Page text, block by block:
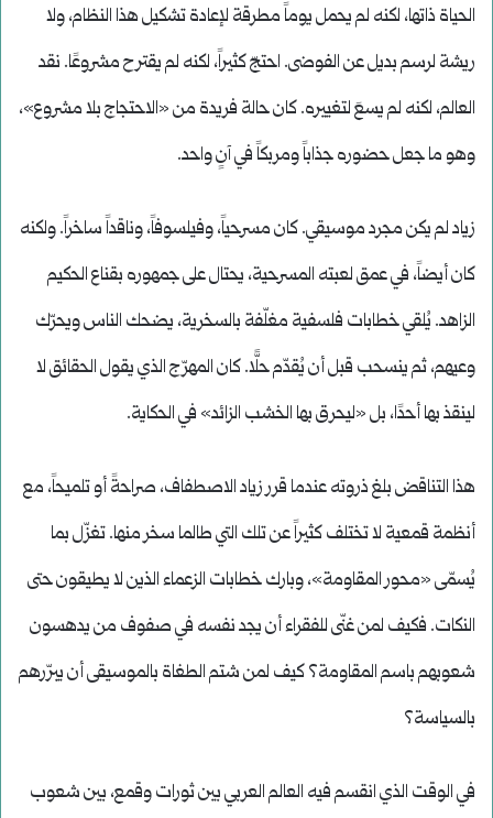
الحياة ذاتها، لكنه لم يحمل يوماً مطرقة لإعادة تشكيل هذا النظام، ولا
ريشة لرسم بديل عن الفوضى. احتجّ كثيراً، لكنه لم يقترح مشروعًا. نقد
العالم، لكنه لم يسعَ لتغييره. كان حالة فريدة من «الاحتجاج بلا مشروع»،
وهو ما جعل حضوره جذاباً ومربكاً في آنٍ واحد.
زياد لم يكن مجرد موسيقي. كان مسرحياً، وفيلسوفاً، وناقداً ساخراً. ولكنه
كان أيضاً، في عمق لعبته المسرحية، يحتال على جمهوره بقناع الحكيم
الزاهد. يُلقي خطابات فلسفية مغلّفة بالسخرية، يضحك الناس ويحرّك
وعيهم، ثم ينسحب قبل أن يُقدّم حلًّا. كان المهرّج الذي يقول الحقائق لا
لينقذ بها أحدًا، بل «ليحرق بها الخشب الزائد» في الحكاية.
هذا التناقض بلغ ذروته عندما قرر زياد الاصطفاف، صراحةً أو تلميحاً، مع
أنظمة قمعية لا تختلف كثيراً عن تلك التي طالما سخر منها. تغزّل بما
يُسمّى «محور المقاومة»، وبارك خطابات الزعماء الذين لا يطيقون حتى
النكات. فكيف لمن غنّى للفقراء أن يجد نفسه في صفوف من يدهسون
شعوبهم باسم المقاومة؟ كيف لمن شتم الطغاة بالموسيقى أن يبرّرهم
بالسياسة؟
في الوقت الذي انقسم فيه العالم العربي بين ثورات وقمع، بين شعوب